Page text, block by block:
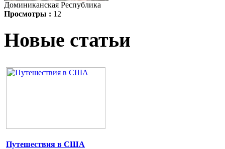
Доминиканская Республика
Просмотры : 12
Новые статьи
Путешествия в США